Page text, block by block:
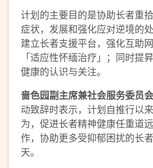
计划的主要目的是协助长者重
症状，发展和强化应对逆境的
建立长者支援平台，强化互助
「适应性怀缅治疗」；同时提
健康的认识与关注。
啬色园副主席兼社会服务委员
动致辞时表示，计划自推行以
为，促进长者精神健康任重道
作，协助更多受抑郁困扰的长
天。